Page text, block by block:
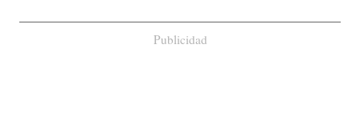
Publicidad